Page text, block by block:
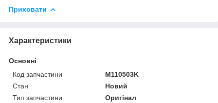
Приховати
Характеристики
Основні
Код запчастини
M110503K
Стан
Новий
Тип запчастини
Оригінал